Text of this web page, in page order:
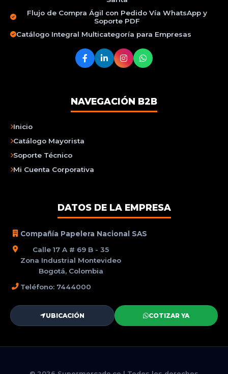
Flujo de Compra Ágil con Pedido Vía WhatsApp y
Soporte PDF
Catálogo Integral Multicategoría para Empresas
NAVEGACIÓN B2B
Inicio
Catálogo Mayorista
Soporte Técnico
Mi Cuenta Corporativa
DATOS DE LA EMPRESA
Compañía Papelera Nacional SAS
Calle 17 A # 69 B - 35
Zona Industrial Montevideo
Bogotá, Colombia
Teléfono: 7444000
UBICACIÓN COTIZAR YA